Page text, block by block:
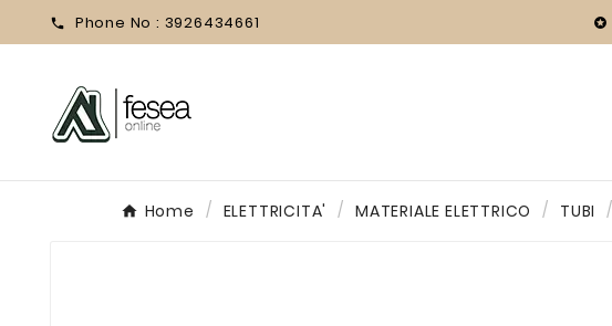
 Phone No : 3926434661 
Home ELETTRICITA' MATERIALE ELETTRICO TUBI